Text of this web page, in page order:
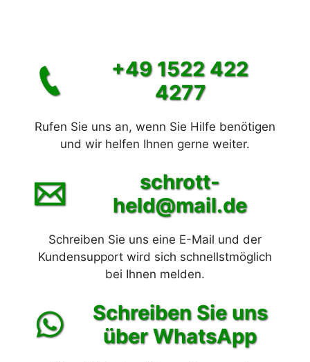
+49 1522 422
4277
Rufen Sie uns an, wenn Sie Hilfe benötigen
und wir helfen Ihnen gerne weiter.
schrott-
held@mail.de
Schreiben Sie uns eine E-Mail und der
Kundensupport wird sich schnellstmöglich
bei Ihnen melden.
Schreiben Sie uns
über WhatsApp